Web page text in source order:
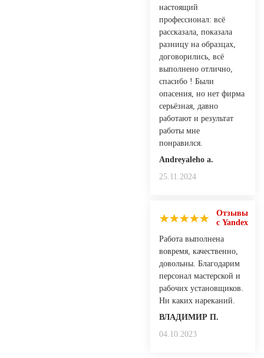
настоящий
профессионал: всё
рассказала, показала
разницу на образцах,
договорились, всё
выполнено отлично,
спасибо ! Были
опасения, но нет фирма
серьёзная, давно
работают и результат
работы мне
понравился.
Andreyaleho a.
25.11.2024
Отзывы
с Yandex
Работа выполнена
вовремя, качественно,
довольны. Благодарим
персонал мастерской и
рабочих установщиков.
Ни каких нареканий.
ВЛАДИМИР П.
04.10.2023